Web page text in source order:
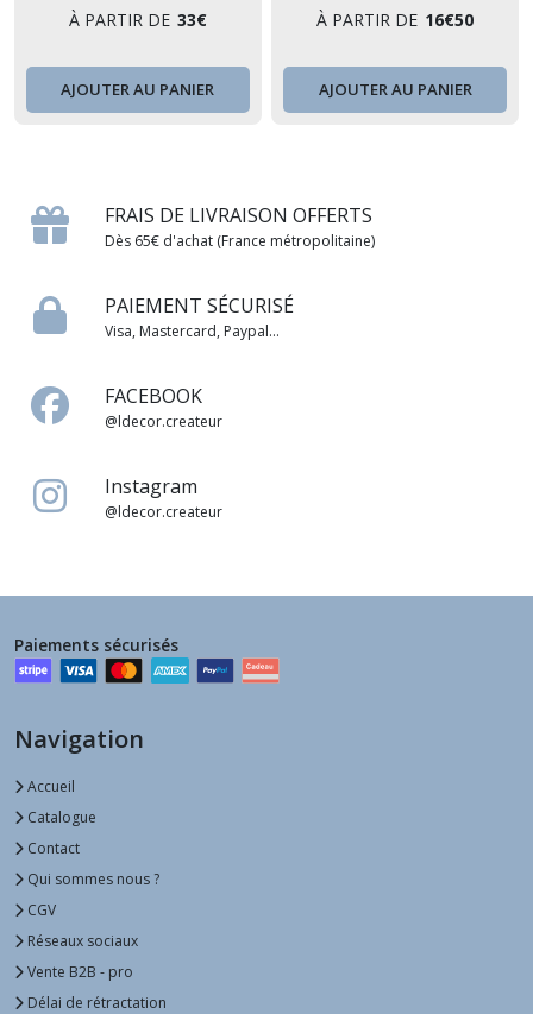
À PARTIR DE 33€
AJOUTER AU PANIER
À PARTIR DE 16€50
AJOUTER AU PANIER
FRAIS DE LIVRAISON OFFERTS
Dès 65€ d'achat (France métropolitaine)
PAIEMENT SÉCURISÉ
Visa, Mastercard, Paypal...
FACEBOOK
@ldecor.createur
Instagram
@ldecor.createur
Paiements sécurisés
Navigation
Accueil
Catalogue
Contact
Qui sommes nous ?
CGV
Réseaux sociaux
Vente B2B - pro
Délai de rétractation